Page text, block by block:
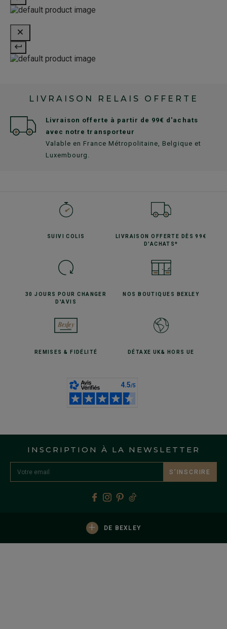
LIVRAISON RELAIS OFFERTE
Livraison offerte à partir de 99€ d'achats
avec notre transporteur
Valable en France Métropolitaine, Belgique et
Luxembourg.
SUIVICOLIS LIVRAISON OFFERTE
DÈS 99€
D'ACHATS*
30 JOURS POURCHANGER
D'AVIS
NOS BOUTIQUES BEXLEY
REMISES& FIDÉLITÉ DÉTAXE UK& HORS UE
INSCRIPTION À LA NEWSLETTER
S’INSCRIRE
+ DE BEXLEY